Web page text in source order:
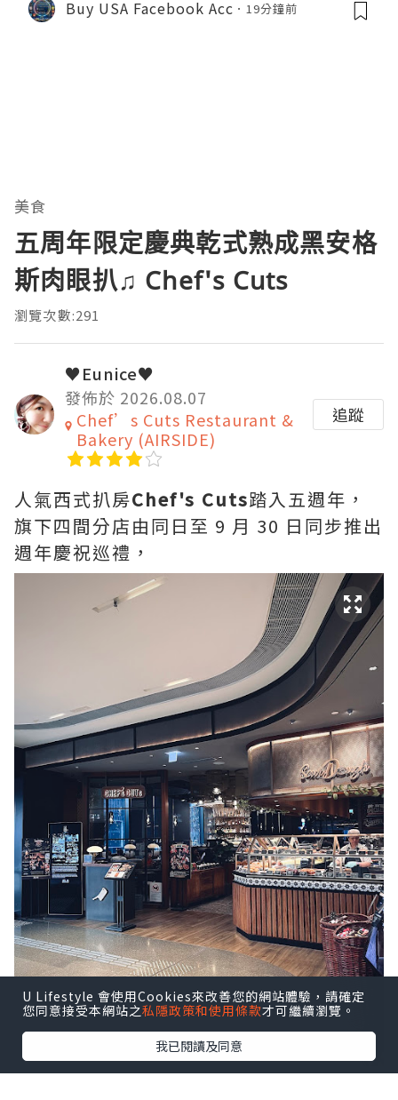
Buy USA Facebook Acc 19分鐘前
美食
五周年限定慶典乾式熟成黑安格
斯肉眼扒♫ Chef's Cuts
瀏覽次數:291
♥Eunice♥
發佈於 2026.08.07
Chef’s Cuts Restaurant &
Bakery (AIRSIDE)
追蹤
人氣西式扒房Chef's Cuts踏入五週年，
旗下四間分店由同日至 9 月 30 日同步推出
週年慶祝巡禮，
U Lifestyle 會使用Cookies來改善您的網站體驗，請確定
您同意接受本網站之私隱政策和使用條款才可繼續瀏覽。
我已閱讀及同意